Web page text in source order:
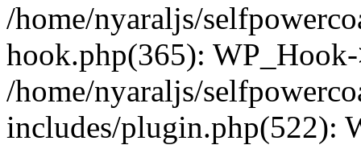
/home/nyaraljs/
hook.php(365):
/home/nyaraljs/
includes/plugin.php(522):